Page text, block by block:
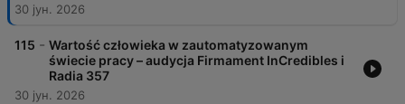
30 јун. 2026
115 - Wartość człowieka w zautomatyzowanym
świecie pracy – audycja Firmament InCredibles i
Radia 357
30 јун. 2026